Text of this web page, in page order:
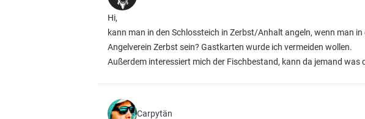
Hi,
kann man in den Schlossteich in Zerbst/Anhalt angeln, wenn man
Angelverein Zerbst sein? Gastkarten wurde ich vermeiden wollen.
Außerdem interessiert mich der Fischbestand, kann da jemand was
Carpytän